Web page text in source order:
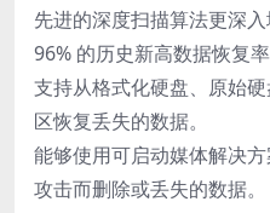
先进的深度扫描算法更深
96% 的历史新高数据恢复率
支持从格式化硬盘、原始
区恢复丢失的数据。
能够使用可启动媒体解决
攻击而删除或丢失的数据。